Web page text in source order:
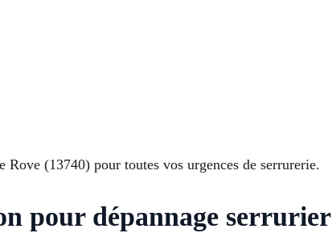
(13740) pour toutes vos urgences de serrurerie.
pour dépannage